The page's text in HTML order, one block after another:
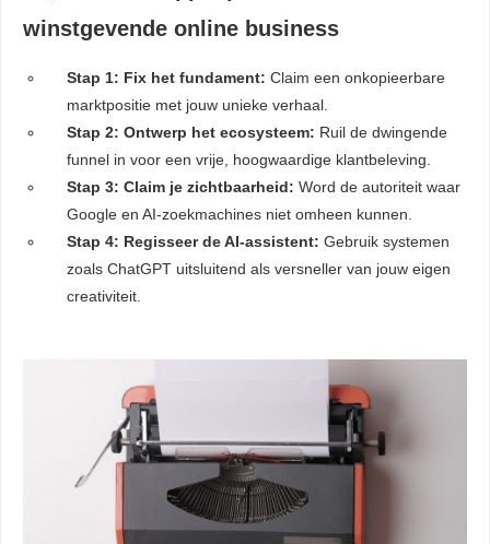
winstgevende online business
Stap 1: Fix het fundament: Claim een onkopieerbare
marktpositie met jouw unieke verhaal.
Stap 2: Ontwerp het ecosysteem: Ruil de dwingende
funnel in voor een vrije, hoogwaardige klantbeleving.
Stap 3: Claim je zichtbaarheid: Word de autoriteit waar
Google en AI-zoekmachines niet omheen kunnen.
Stap 4: Regisseer de AI-assistent: Gebruik systemen
zoals ChatGPT uitsluitend als versneller van jouw eigen
creativiteit.
te
relevante
op het